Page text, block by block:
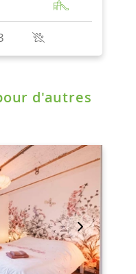
d'autres